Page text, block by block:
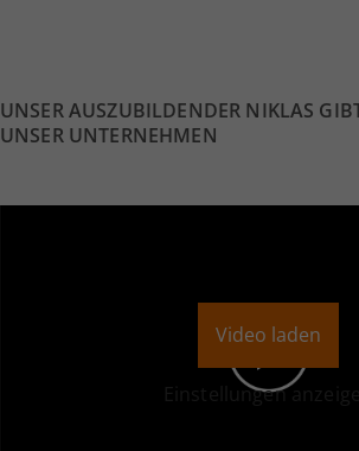
UNSER AUSZUBILDENDER NIKLAS
UNSER UNTERNEHMEN
Video laden
Einstellungen